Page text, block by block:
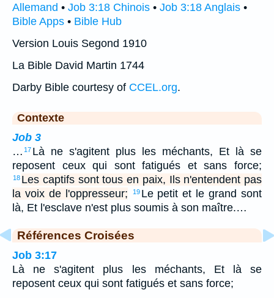
Allemand • Job 3:18 Chinois • Job 3:18 Anglais •
Bible Apps • Bible Hub
Version Louis Segond 1910
La Bible David Martin 1744
Darby Bible courtesy of CCEL.org.
Contexte
Job 3
… 17 Là ne s'agitent plus les méchants, Et là se
reposent ceux qui sont fatigués et sans force;
18 Les captifs sont tous en paix, Ils n'entendent pas
la voix de l'oppresseur;
19 Le petit et le grand sont
là, Et l'esclave n'est plus soumis à son maître.…
Références Croisées
Job 3:17
Là ne s'agitent plus les méchants, Et là se
reposent ceux qui sont fatigués et sans force;